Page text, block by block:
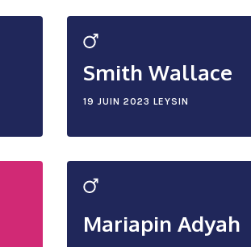
Smith Wallace
19 JUIN 2023 LEYSIN
Mariapin Adyah